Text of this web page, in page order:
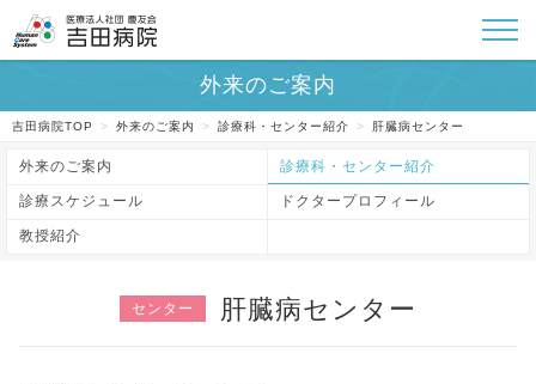
吉田病院TOP > 外来のご案内 > 診療科・センター紹介 > 肝臓病センター
外来のご案内 診療科・センター紹介
診療スケジュール ドクタープロフィール
教授紹介
センター